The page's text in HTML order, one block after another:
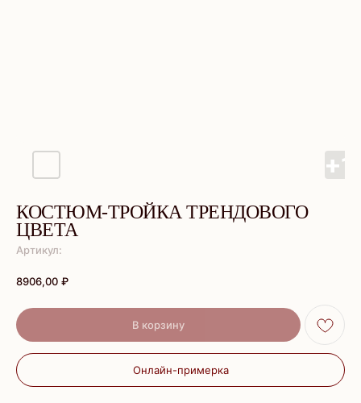
КОСТЮМ-ТРОЙКА ТРЕНДОВОГО
ЦВЕТА
Артикул:
8906,00 ₽
В корзину
Онлайн-примерка